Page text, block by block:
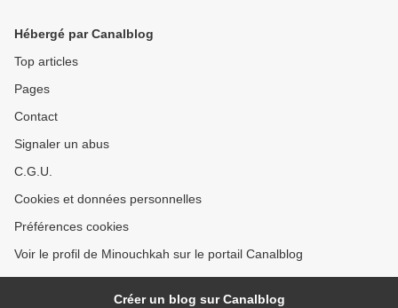
Hébergé par Canalblog
Top articles
Pages
Contact
Signaler un abus
C.G.U.
Cookies et données personnelles
Préférences cookies
Voir le profil de Minouchkah sur le portail Canalblog
Créer un blog sur Canalblog